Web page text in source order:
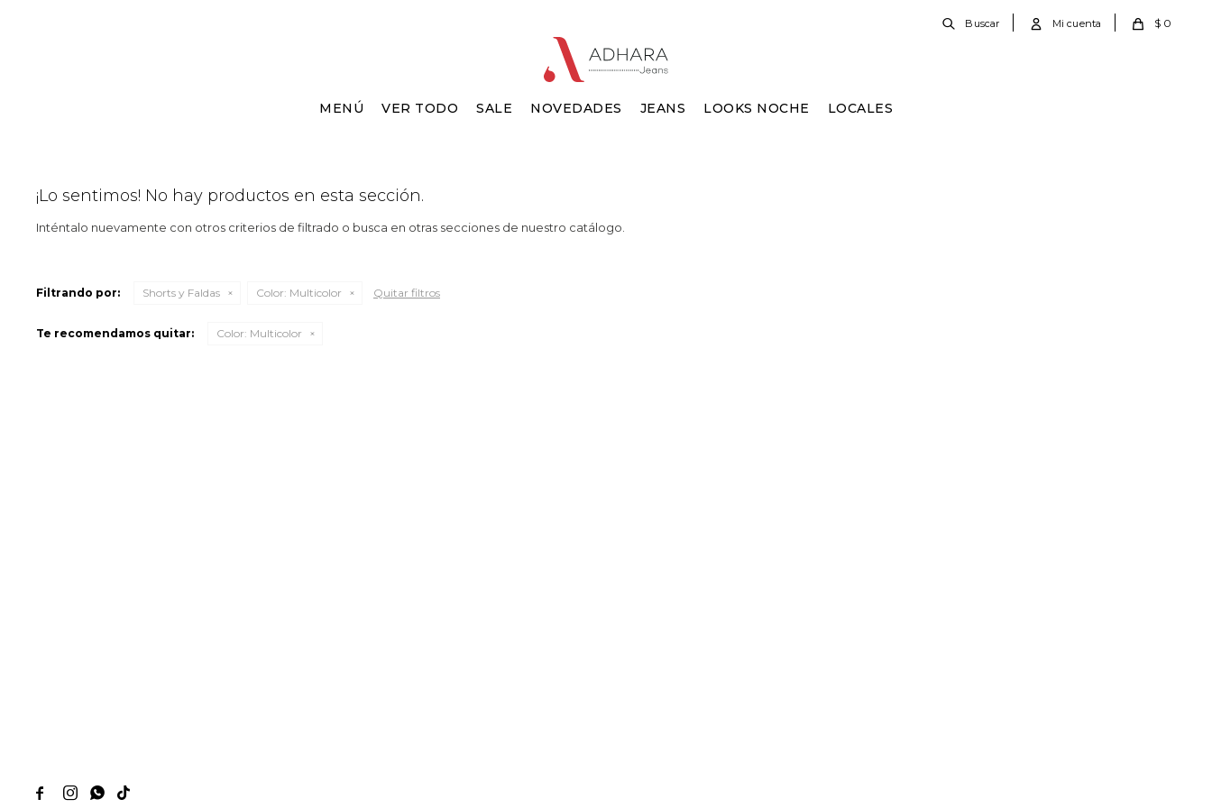
MENÚ VER TODO SALE NOVEDADES JEANS LOOKS NOCHE LOCALES
$ 0
¡Lo sentimos! No hay productos en esta sección.
Inténtalo nuevamente con otros criterios de filtrado o busca en otras secciones de nuestro catálogo.
Filtrando por: Shorts y Faldas Color: Multicolor Quitar filtros
Te recomendamos quitar: Color: Multicolor
   